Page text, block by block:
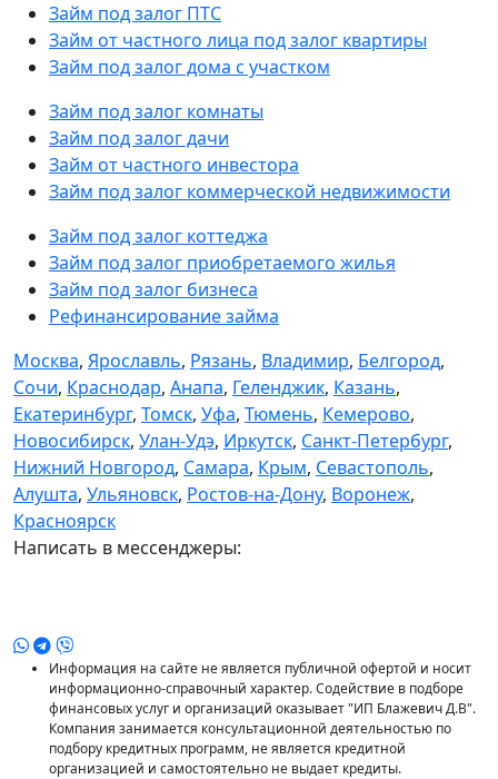
Займ под залог ПТС
Займ от частного лица под залог квартиры
Займ под залог дома с участком
Займ под залог комнаты
Займ под залог дачи
Займ от частного инвестора
Займ под залог коммерческой недвижимости
Займ под залог коттеджа
Займ под залог приобретаемого жилья
Займ под залог бизнеса
Рефинансирование займа
Москва, Ярославль, Рязань, Владимир, Белгород,
Сочи, Краснодар, Анапа, Геленджик, Казань,
Екатеринбург, Томск, Уфа, Тюмень, Кемерово,
Новосибирск, Улан-Удэ, Иркутск, Санкт-Петербург,
Нижний Новгород, Самара, Крым, Севастополь,
Алушта, Ульяновск, Ростов-на-Дону, Воронеж,
Красноярск
Написать в мессенджеры:
Информация на сайте не является публичной офертой и носит
информационно-справочный характер. Содействие в подборе
финансовых услуг и организаций оказывает "ИП Блажевич Д.В".
Компания занимается консультационной деятельностью по
подбору кредитных программ, не является кредитной
организацией и самостоятельно не выдает кредиты.